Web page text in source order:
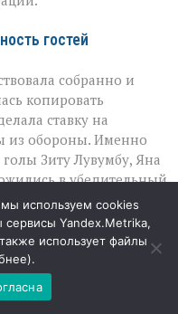
гостей
собранно и
копировать
ставку на
из обороны. Именно
Зиту Лувумбу, Яна
в убедительный
на прочность,
парижане выглядели
темп и не создали
у чужих ворот.
для тренерского
используем cookies
Yandex.Metrika,
использует файлы
).